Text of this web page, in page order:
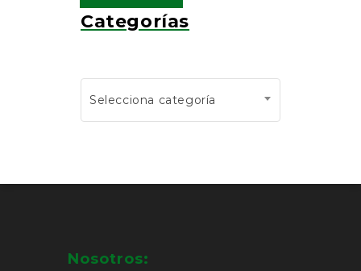
Categorías
Selecciona categoría
Nosotros: